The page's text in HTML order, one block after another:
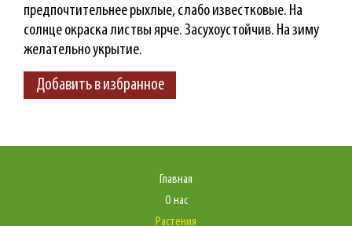
предпочтительнее рыхлые, слабо известковые. На
солнце окраска листвы ярче. Засухоустойчив. На зиму
желательно укрытие.
Добавить в избранное
Главная
О нас
Растения